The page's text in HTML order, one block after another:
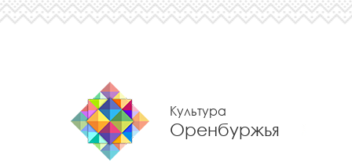
Культура
Оренбуржья